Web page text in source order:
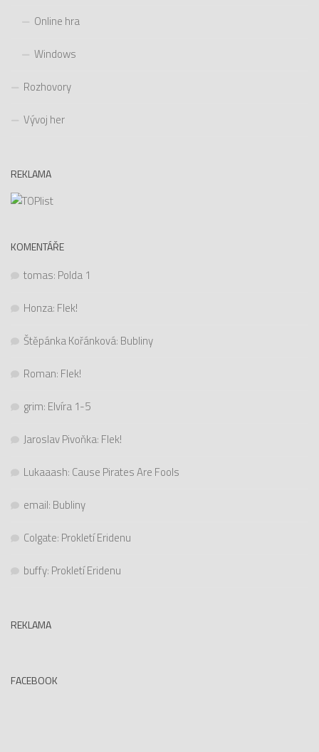
Online hra
Windows
Rozhovory
Vývoj her
REKLAMA
KOMENTÁŘE
tomas: Polda 1
Honza: Flek!
Štěpánka Kořánková: Bubliny
Roman: Flek!
grim: Elvíra 1-5
Jaroslav Pivoňka: Flek!
Lukaaash: Cause Pirates Are Fools
email: Bubliny
Colgate: Prokletí Eridenu
buffy: Prokletí Eridenu
REKLAMA
FACEBOOK